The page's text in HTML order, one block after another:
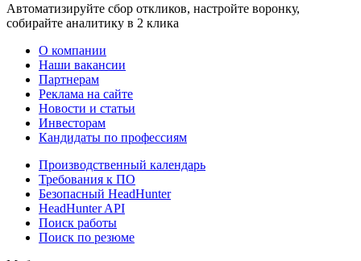
Автоматизируйте сбор откликов, настройте воронку,
собирайте аналитику в 2 клика
О компании
Наши вакансии
Партнерам
Реклама на сайте
Новости и статьи
Инвесторам
Кандидаты по профессиям
Производственный календарь
Требования к ПО
Безопасный HeadHunter
HeadHunter API
Поиск работы
Поиск по резюме